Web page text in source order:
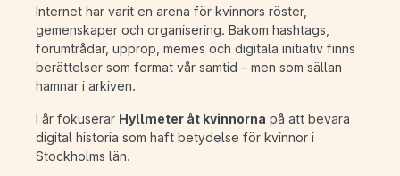
Internet har varit en arena för kvinnors röster,
gemenskaper och organisering. Bakom hashtags,
forumtrådar, upprop, memes och digitala initiativ finns
berättelser som format vår samtid – men som sällan
hamnar i arkiven.
I år fokuserar Hyllmeter åt kvinnorna på att bevara
digital historia som haft betydelse för kvinnor i
Stockholms län.